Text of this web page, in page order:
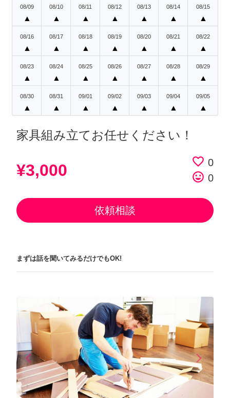
08/09
▲
08/10
▲
08/11
▲
08/12
▲
08/13
▲
08/14
▲
08/15
▲
08/16
▲
08/17
▲
08/18
▲
08/19
▲
08/20
▲
08/21
▲
08/22
▲
08/23
▲
08/24
▲
08/25
▲
08/26
▲
08/27
▲
08/28
▲
08/29
▲
08/30
▲
08/31
▲
09/01
▲
09/02
▲
09/03
▲
09/04
▲
09/05
▲
家具組み立てお任せください！
¥3,000 favorite_border 0
tag_faces 0
依頼相談
まずは話を聞いてみるだけでもOK!
arrow_back_iosPrevious arrow_forward_iosNext